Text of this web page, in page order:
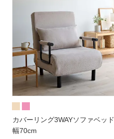
カバーリング3WAYソファベッド
幅70cm